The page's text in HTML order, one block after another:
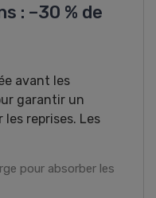
: –30 % de
avant les
garantir un
reprises. Les
pour absorber les